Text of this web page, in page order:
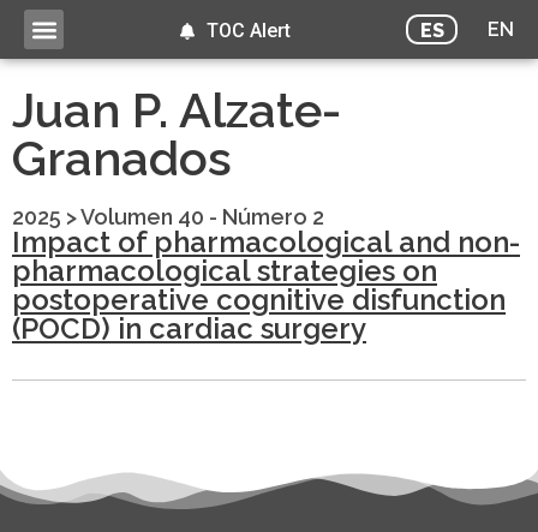
ES EN
TOC Alert
Juan P. Alzate-
Granados
2025 >Volumen 40 - Número 2
Impact of pharmacological and non-
pharmacological strategies on
postoperative cognitive disfunction
(POCD) in cardiac surgery